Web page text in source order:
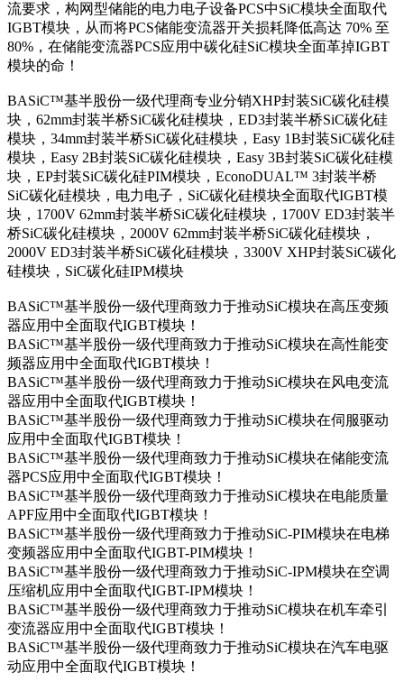
流要求，构网型储能的电力电子设备PCS中SiC模块全面取代
IGBT模块，从而将PCS储能变流器开关损耗降低高达 70% 至
80%，在储能变流器PCS应用中碳化硅SiC模块全面革掉IGBT
模块的命！
BASiC™基半股份一级代理商专业分销XHP封装SiC碳化硅模
块，62mm封装半桥SiC碳化硅模块，ED3封装半桥SiC碳化硅
模块，34mm封装半桥SiC碳化硅模块，Easy 1B封装SiC碳化硅
模块，Easy 2B封装SiC碳化硅模块，Easy 3B封装SiC碳化硅模
块，EP封装SiC碳化硅PIM模块，EconoDUAL™ 3封装半桥
SiC碳化硅模块，电力电子，SiC碳化硅模块全面取代IGBT模
块，1700V 62mm封装半桥SiC碳化硅模块，1700V ED3封装半
桥SiC碳化硅模块，2000V 62mm封装半桥SiC碳化硅模块，
2000V ED3封装半桥SiC碳化硅模块，3300V XHP封装SiC碳化
硅模块，SiC碳化硅IPM模块
BASiC™基半股份一级代理商致力于推动SiC模块在高压变频
器应用中全面取代IGBT模块！
BASiC™基半股份一级代理商致力于推动SiC模块在高性能变
频器应用中全面取代IGBT模块！
BASiC™基半股份一级代理商致力于推动SiC模块在风电变流
器应用中全面取代IGBT模块！
BASiC™基半股份一级代理商致力于推动SiC模块在伺服驱动
应用中全面取代IGBT模块！
BASiC™基半股份一级代理商致力于推动SiC模块在储能变流
器PCS应用中全面取代IGBT模块！
BASiC™基半股份一级代理商致力于推动SiC模块在电能质量
APF应用中全面取代IGBT模块！
BASiC™基半股份一级代理商致力于推动SiC-PIM模块在电梯
变频器应用中全面取代IGBT-PIM模块！
BASiC™基半股份一级代理商致力于推动SiC-IPM模块在空调
压缩机应用中全面取代IGBT-IPM模块！
BASiC™基半股份一级代理商致力于推动SiC模块在机车牵引
变流器应用中全面取代IGBT模块！
BASiC™基半股份一级代理商致力于推动SiC模块在汽车电驱
动应用中全面取代IGBT模块！